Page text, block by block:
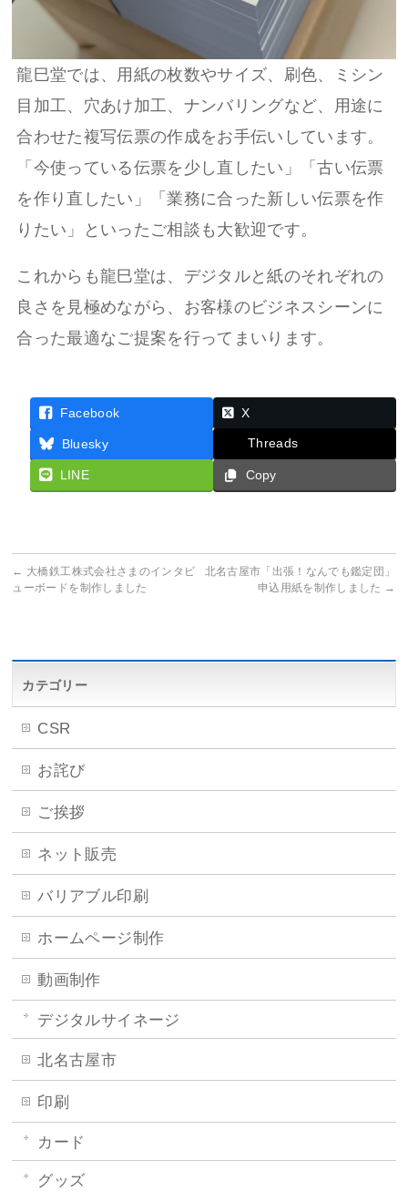
龍巳堂では、用紙の枚数やサイズ、刷色、ミシン
目加工、穴あけ加工、ナンバリングなど、用途に
合わせた複写伝票の作成をお手伝いしています。
「今使っている伝票を少し直したい」「古い伝票
を作り直したい」「業務に合った新しい伝票を作
りたい」といったご相談も大歓迎です。
これからも龍巳堂は、デジタルと紙のそれぞれの
良さを見極めながら、お客様のビジネスシーンに
合った最適なご提案を行ってまいります。
Facebook X
Bluesky Threads
LINE Copy
← 大橋鉄工株式会社さまのインタビ
ューボードを制作しました
北名古屋市「出張！なんでも鑑定団」
申込用紙を制作しました →
カテゴリー
CSR
お詫び
ご挨拶
ネット販売
バリアブル印刷
ホームページ制作
動画制作
デジタルサイネージ
北名古屋市
印刷
カード
グッズ